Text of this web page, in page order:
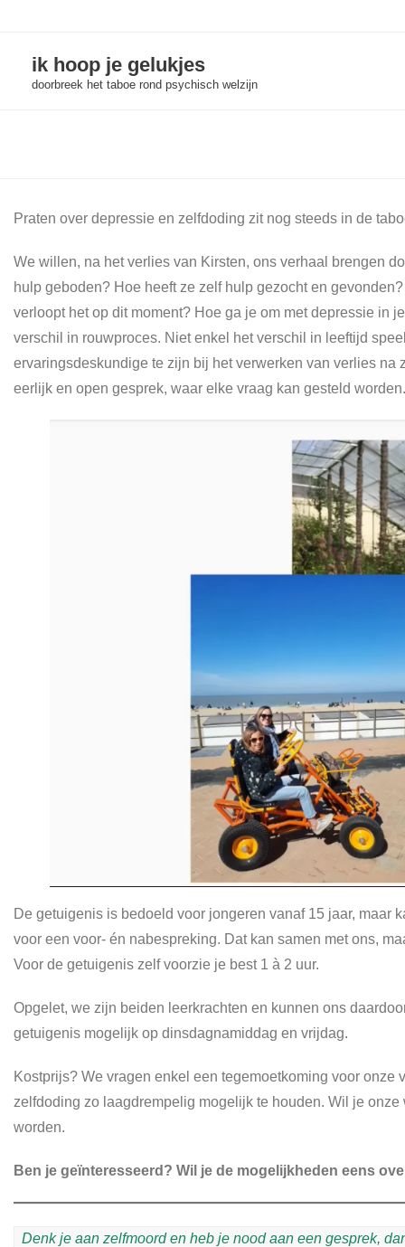
contentik hoop je gelukjes
doorbreek het taboe rond psychisch welzijn
Praten over depressie en zelfdoding zit nog steeds in de
We willen, na het verlies van Kirsten, ons verhaal brengen
hulp geboden? Hoe heeft ze zelf hulp gezocht en
verloopt het op dit moment? Hoe ga je om met depressie in
verschil in rouwproces. Niet enkel het verschil in leeftijd
ervaringsdeskundige te zijn bij het verwerken van verlies
eerlijk en open gesprek, waar elke vraag kan gesteld worden.
De getuigenis is bedoeld voor jongeren vanaf 15 jaar, maar
voor een voor- én nabespreking. Dat kan samen met ons,
Voor de getuigenis zelf voorzie je best 1 à 2 uur.
Opgelet, we zijn beiden leerkrachten en kunnen ons
getuigenis mogelijk op dinsdagnamiddag en vrijdag.
Kostprijs? We vragen enkel een tegemoetkoming voor
zelfdoding zo laagdrempelig mogelijk te houden. Wil je
worden.
Ben je geïnteresseerd? Wil je de mogelijkheden eens
Denk je aan zelfmoord en heb je nood aan een gesprek,